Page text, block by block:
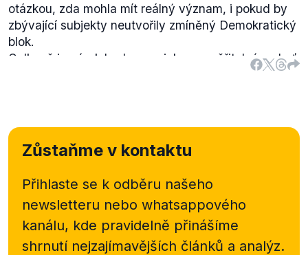
otázkou, zda mohla mít reálný význam, i pokud by
zbývající subjekty neutvořily zmíněný Demokratický
blok.
Celkově je výrok hodnocen jako neověřitelný, neboť
samotná schůzka nebyla veřejná. Piráti po ní vydali
Demokratického bloku, zde chybí.
Zůstaňme v kontaktu
Přihlaste se k odběru našeho
newsletteru nebo whatsappového
kanálu, kde pravidelně přinášíme
shrnutí nejzajímavějších článků a analýz.